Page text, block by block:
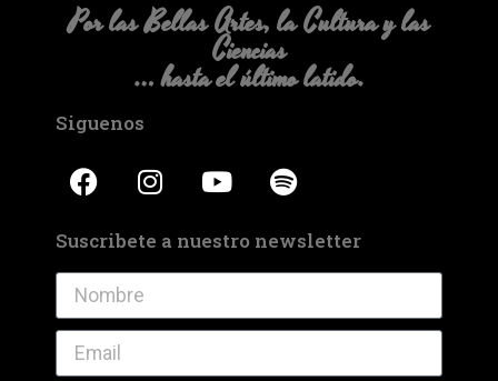
Por las Bellas Artes, la Cultura y las
Ciencias
… hasta el último latido.
Siguenos
Suscribete a nuestro newsletter